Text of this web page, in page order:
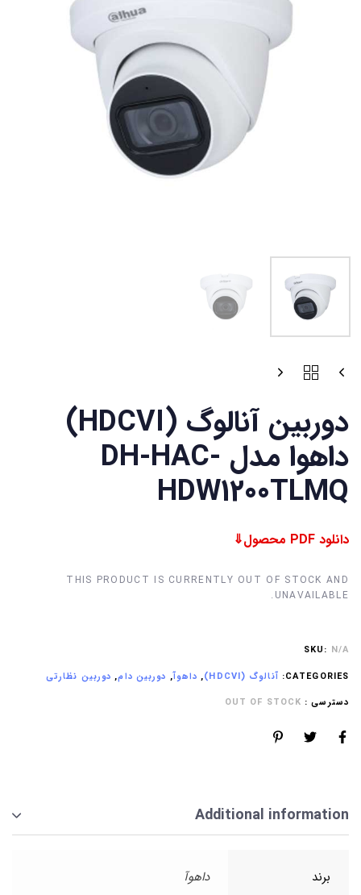
دوربین آنالوگ (HDCVI)
داهوا مدل DH-HAC-
HDW1200TLMQ
دانلود PDF محصول⇓
THIS PRODUCT IS CURRENTLY OUT OF STOCK AND
UNAVAILABLE.
SKU: N/A
CATEGORIES: آنالوگ (HDCVI) , داهوآ, دوربین دام, دوربین نظارتی
دسترسی : OUT OF STOCK
Additional information
برند داهوآ